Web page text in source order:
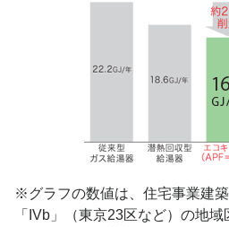
※グラフの数値は、住宅事業建
「IVb」（東京23区など）の地